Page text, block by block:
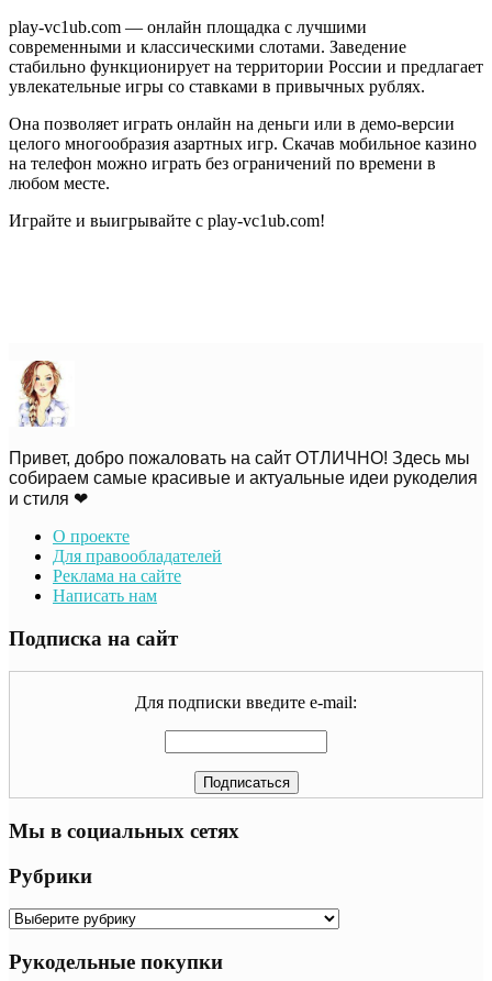
play-vc1ub.com — онлайн площадка с лучшими
современными и классическими слотами. Заведение
стабильно функционирует на территории России и предлагает
увлекательные игры со ставками в привычных рублях.
Она позволяет играть онлайн на деньги или в демо-версии
целого многообразия азартных игр. Скачав мобильное казино
на телефон можно играть без ограничений по времени в
любом месте.
Играйте и выигрывайте с play-vc1ub.com!
Привет, добро пожаловать на сайт ОТЛИЧНО! Здесь мы
собираем самые красивые и актуальные идеи рукоделия
и стиля ❤
О проекте
Для правообладателей
Реклама на сайте
Написать нам
Подписка на сайт
Для подписки введите e-mail:
Мы в социальных сетях
Рубрики
Рубрики
Рукодельные покупки